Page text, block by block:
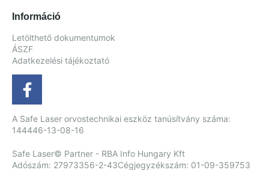
Információ
Letölthető dokumentumok
ÁSZF
Adatkezelési tájékoztató
A Safe Laser orvostechnikai eszköz tanúsítvány száma:
144446-13-08-16
Safe Laser© Partner - RBA Info Hungary Kft
Adószám: 27973356-2-43Cégjegyzékszám: 01-09-359753